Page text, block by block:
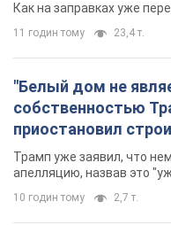
Как на заправках уже
11 годин тому 23,4 т.
"Белый дом не
собственностью
приостановил
бального зала
долларов
Трамп уже заявил, что
апелляцию, назвав это
10 годин тому 2,7 т.